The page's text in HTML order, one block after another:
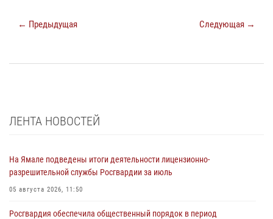
← Предыдущая Следующая →
ЛЕНТА НОВОСТЕЙ
На Ямале подведены итоги деятельности лицензионно-
разрешительной службы Росгвардии за июль
05 августа 2026, 11:50
Росгвардия обеспечила общественный порядок в период